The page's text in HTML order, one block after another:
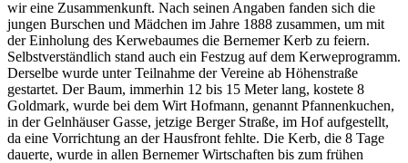
wir eine Zusammenkunft. Nach seinen Angaben fanden sich die
jungen Burschen und Mädchen im Jahre 1888 zusammen, um mit
der Einholung des Kerwebaumes die Bernemer Kerb zu feiern.
Selbstverständlich stand auch ein Festzug auf dem Kerweprogramm.
Derselbe wurde unter Teilnahme der Vereine ab Höhenstraße
gestartet. Der Baum, immerhin 12 bis 15 Meter lang, kostete 8
Goldmark, wurde bei dem Wirt Hofmann, genannt Pfannenkuchen,
in der Gelnhäuser Gasse, jetzige Berger Straße, im Hof aufgestellt,
da eine Vorrichtung an der Hausfront fehlte. Die Kerb, die 8 Tage
dauerte, wurde in allen Bernemer Wirtschaften bis zum frühen